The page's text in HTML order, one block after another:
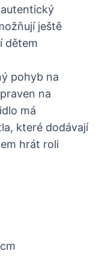
ještě
dětem
pohyb na
na
má
které dodávají
hrát roli